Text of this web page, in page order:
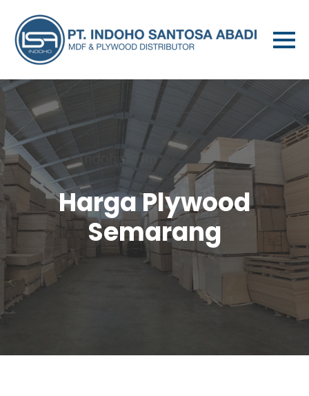
Harga Plywood
Semarang